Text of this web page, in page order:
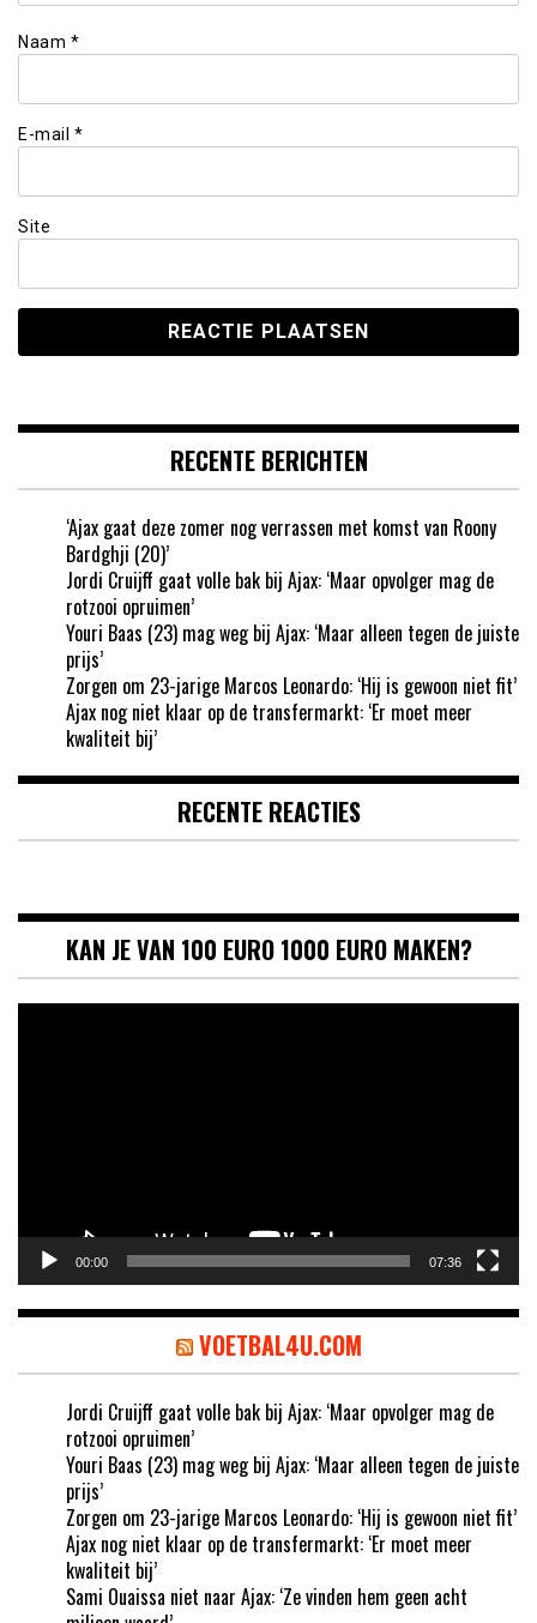
Naam *
E-mail *
Site
RECENTE BERICHTEN
‘Ajax gaat deze zomer nog verrassen met komst van Roony
Bardghji (20)’
Jordi Cruijff gaat volle bak bij Ajax: ‘Maar opvolger mag de
rotzooi opruimen’
Youri Baas (23) mag weg bij Ajax: ‘Maar alleen tegen de juiste
prijs’
Zorgen om 23-jarige Marcos Leonardo: ‘Hij is gewoon niet fit’
Ajax nog niet klaar op de transfermarkt: ‘Er moet meer
kwaliteit bij’
RECENTE REACTIES
KAN JE VAN 100 EURO 1000 EURO MAKEN?
00:00 07:36
VOETBAL4U.COM
Jordi Cruijff gaat volle bak bij Ajax: ‘Maar opvolger mag de
rotzooi opruimen’
Youri Baas (23) mag weg bij Ajax: ‘Maar alleen tegen de juiste
prijs’
Zorgen om 23-jarige Marcos Leonardo: ‘Hij is gewoon niet fit’
Ajax nog niet klaar op de transfermarkt: ‘Er moet meer
kwaliteit bij’
Sami Ouaissa niet naar Ajax: ‘Ze vinden hem geen acht